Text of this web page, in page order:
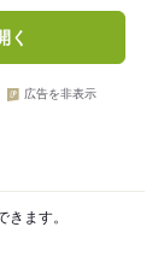
く
広告を非表示
ます。